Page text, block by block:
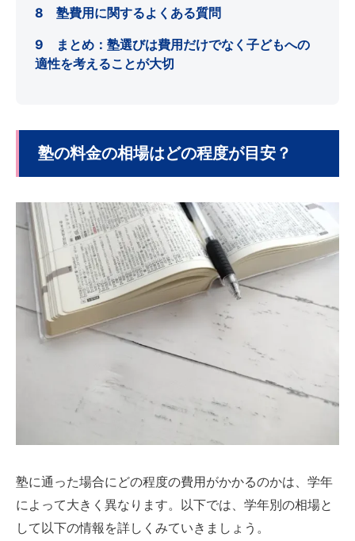
8 塾費用に関するよくある質問
9 まとめ：塾選びは費用だけでなく子どもへの
適性を考えることが大切
塾の料金の相場はどの程度が目安？
塾に通った場合にどの程度の費用がかかるのかは、学年
によって大きく異なります。以下では、学年別の相場と
して以下の情報を詳しくみていきましょう。